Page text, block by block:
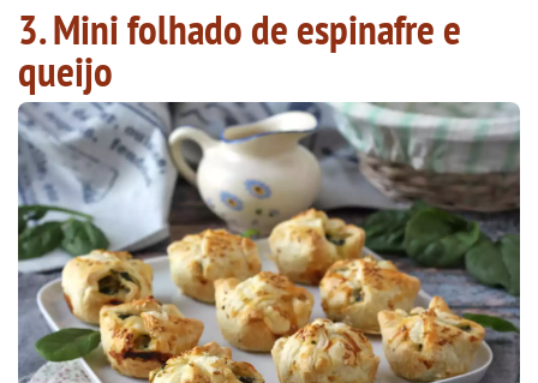
3. Mini folhado de espinafre e
queijo